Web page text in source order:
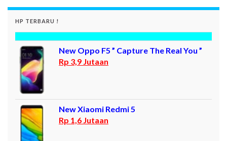
HP TERBARU !
New Oppo F5 ” Capture The Real You ”
Rp 3,9 Jutaan
New Xiaomi Redmi 5
Rp 1,6 Jutaan